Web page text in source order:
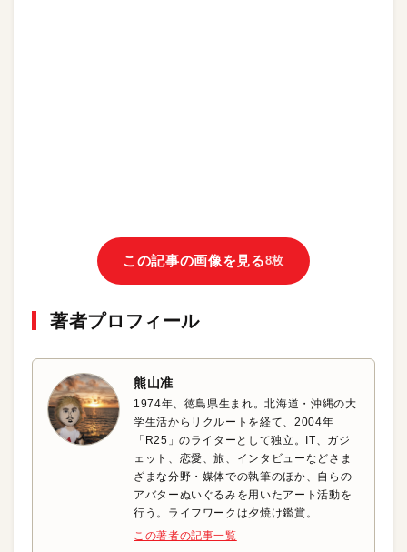
この記事の画像を見る8枚
著者プロフィール
熊山准
1974年、徳島県生まれ。北海道・沖縄の大
学生活からリクルートを経て、2004年
「R25」のライターとして独立。IT、ガジ
ェット、恋愛、旅、インタビューなどさま
ざまな分野・媒体での執筆のほか、自らの
アバターぬいぐるみを用いたアート活動を
行う。ライフワークは夕焼け鑑賞。
この著者の記事一覧